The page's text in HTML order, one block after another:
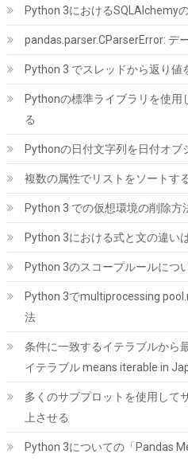
Hanye SSD 1TB PCIe Gen4x4 M.2
新型PS5 / PS5動作確認済み
NAND TLC HE70 正規代理店品メー
はこちら)
【Amazon.co.jp 限定】Western
Red Plus 内蔵 HDD 8TB CMR 3.5
ュ256MB NAS メーカー保証3年
【国内正規取扱代理店】
(542397) GBP 262.78
こちら)
Python 3におけるSQLAlchemy
pandas.parser.CParserError: デ
Python 3 でスレッドから返り値
Pythonの標準ライブラリを使用
る
Pythonの日付文字列を日付オブ
複数の属性でリストをソートす
Python 3 での仮想環境の削除方
Python 3における式と文の違い
Python 3のスコープルールにつ
Python 3でmultiprocessing
法
条件に一致するイテラブルから
イテラブル means iterable in
多くのサブプロットを使用して
上させる
Python 3についての「Pandas